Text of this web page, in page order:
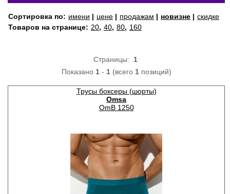
Сортировка по: имени | цене | продажам | новизне | скидке
Товаров на странице: 20, 40, 80, 160
Страницы: 1
Показано 1- 1(всего 1позиций)
Трусы боксеры (шорты)
Omsa
OmB 1250